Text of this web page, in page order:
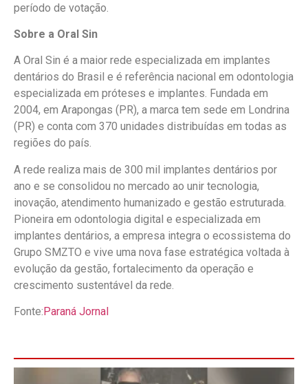
período de votação.
Sobre a Oral Sin
A Oral Sin é a maior rede especializada em implantes
dentários do Brasil e é referência nacional em odontologia
especializada em próteses e implantes. Fundada em
2004, em Arapongas (PR), a marca tem sede em Londrina
(PR) e conta com 370 unidades distribuídas em todas as
regiões do país.
A rede realiza mais de 300 mil implantes dentários por
ano e se consolidou no mercado ao unir tecnologia,
inovação, atendimento humanizado e gestão estruturada.
Pioneira em odontologia digital e especializada em
implantes dentários, a empresa integra o ecossistema do
Grupo SMZTO e vive uma nova fase estratégica voltada à
evolução da gestão, fortalecimento da operação e
crescimento sustentável da rede.
Fonte: Paraná Jornal